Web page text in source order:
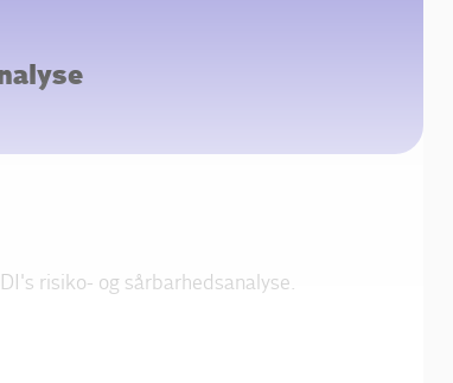
risiko- og sårbarhedsanalyse.